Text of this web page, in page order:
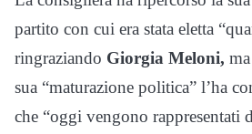
partito con cui era stata eletta
ringraziando Giorgia Meloni,
sua “maturazione politica” l’ha
che “oggi vengono rappresentati